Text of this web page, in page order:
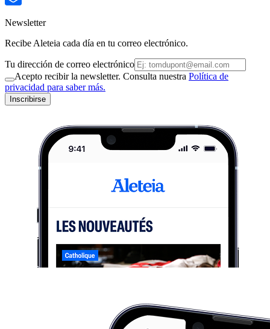
Newsletter
Recibe Aleteia cada día en tu correo electrónico.
Tu dirección de correo electrónico
Acepto recibir la newsletter. Consulta nuestra Política de
privacidad para saber más.
Inscribirse